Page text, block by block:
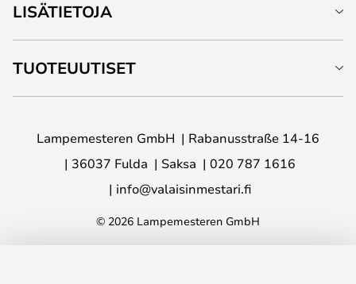
LISÄTIETOJA
TUOTEUUTISET
Lampemesteren GmbH
Rabanusstraße 14-16
36037 Fulda
Saksa
020 787 1616
info@valaisinmestari.fi
© 2026 Lampemesteren GmbH